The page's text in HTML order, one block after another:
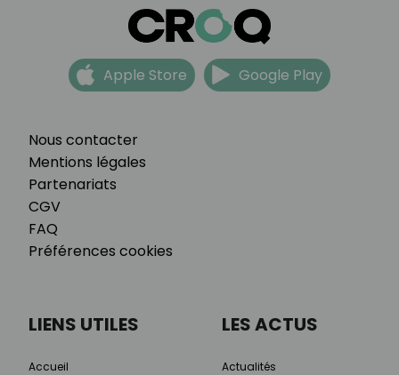
Nous contacter
Mentions légales
Partenariats
CGV
FAQ
Préférences cookies
Apple Store Google Play
LIENS UTILES
Accueil
LES ACTUS
Actualités